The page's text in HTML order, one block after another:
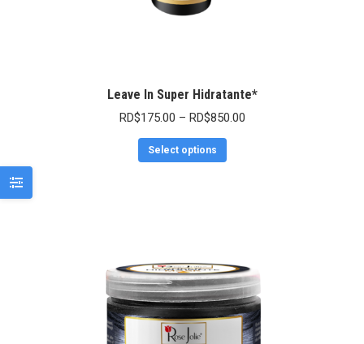
Leave In Super Hidratante*
RD$175.00 – RD$850.00
Select options